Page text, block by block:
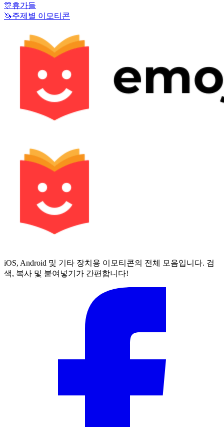
🎊휴가들
🦄주제별 이모티콘
iOS, Android 및 기타 장치용 이모티콘의 전체 모음입니다. 검
색, 복사 및 붙여넣기가 간편합니다!